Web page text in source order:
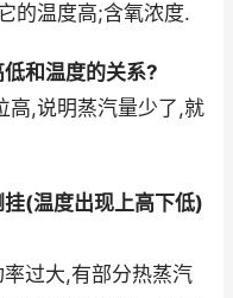
的温度高;含氧浓度.
和温度的关系?
高,说明蒸汽量少了,就
(温度出现上高下低)
过大,有部分热蒸汽